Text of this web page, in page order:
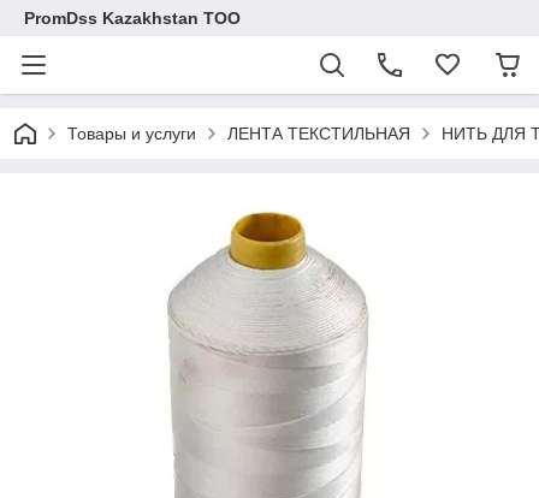
PromDss Kazakhstan TOO
Товары и услуги ЛЕНТА ТЕКСТИЛЬНАЯ НИТЬ ДЛЯ